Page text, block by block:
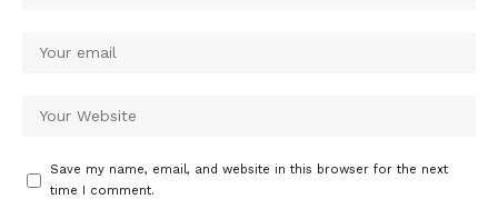
Save my name, email, and website in this browser for the next
time I comment.